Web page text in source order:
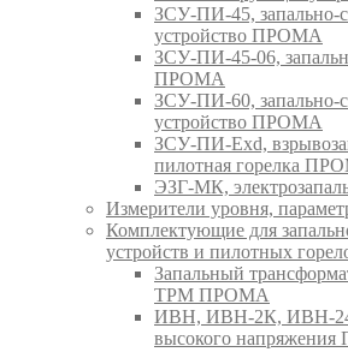
ЗСУ-ПИ-45, запально-
устройство ПРОМА
ЗСУ-ПИ-45-06,
ПРОМА
ЗСУ-ПИ-60, запально-
устройство ПРОМА
ЗСУ-ПИ-Exd,
пилотная горелка
ЭЗГ-МК,
Измерители уровня,
Комплектующие для
устройств и пилотных
Запальный
ТРМ ПРОМА
ИВН, ИВН-2К, ИВН-
высокого